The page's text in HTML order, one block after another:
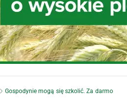
Gospodynie mogą się szkolić. Za darmo